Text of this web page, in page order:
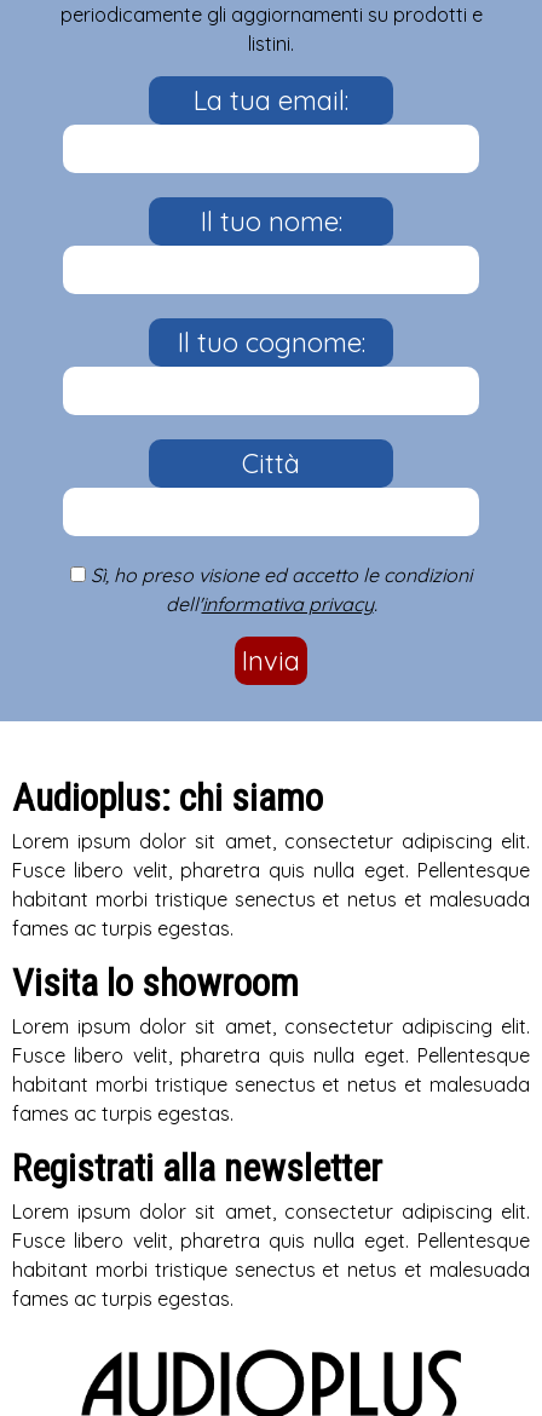
periodicamente gli aggiornamenti su prodotti e
listini.
La tua email:
Il tuo nome:
Il tuo cognome:
Città
Sì, ho preso visione ed accetto le condizioni
dell'informativa privacy.
Invia
Audioplus: chi siamo
Lorem ipsum dolor sit amet, consectetur adipiscing elit.
Fusce libero velit, pharetra quis nulla eget. Pellentesque
habitant morbi tristique senectus et netus et malesuada
fames ac turpis egestas.
Visita lo showroom
Lorem ipsum dolor sit amet, consectetur adipiscing elit.
Fusce libero velit, pharetra quis nulla eget. Pellentesque
habitant morbi tristique senectus et netus et malesuada
fames ac turpis egestas.
Registrati alla newsletter
Lorem ipsum dolor sit amet, consectetur adipiscing elit.
Fusce libero velit, pharetra quis nulla eget. Pellentesque
habitant morbi tristique senectus et netus et malesuada
fames ac turpis egestas.